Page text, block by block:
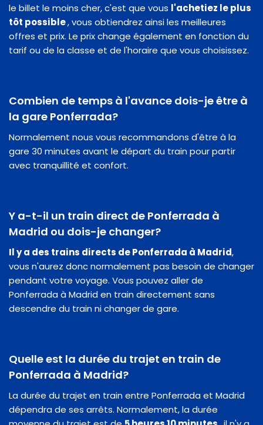
le billet le moins cher, c'est que vous l'achetiez le plus
tôt possible, vous obtiendrez ainsi les meilleures
offres et prix. Le prix change également en fonction du
tarif ou de la classe et de l'horaire que vous choisissez.
Combien de temps à l'avance dois-je être à
la gare Ponferrada?
Normalement nous vous recommandons d'être à la
gare 30 minutes avant le départ du train pour partir
avec tranquillité et confort.
Y a-t-il un train direct de Ponferrada à
Madrid ou dois-je changer?
Il y a des trains directs de Ponferrada à Madrid,
vous n'aurez donc normalement pas besoin de changer
pendant votre voyage. Vous pouvez aller de
Ponferrada à Madrid en train directement sans
descendre du train ni changer de gare.
Quelle est la durée du trajet en train de
Ponferrada à Madrid?
La durée du trajet en train entre Ponferrada et Madrid
dépendra de ses arrêts. Normalement, la durée